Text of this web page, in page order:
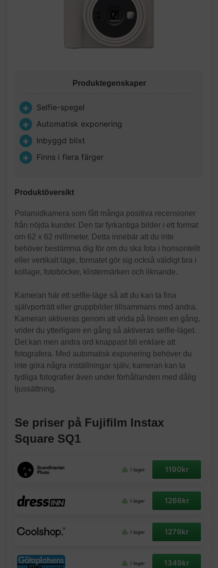
Produktegenskaper
Selfie-spegel
Automatisk exponering
Inbyggd blixt
Finns i flera färger
Produktöversikt
Polaroidkamera som fått många positiva recensioner
från nöjda kunder. Den tar fyrkantiga bilder i ett format
om 62 x 62 millimeter. Detta innebär att du inte
behöver bestämma dig för om du ska fota i horisontellt
eller vertikalt läge, formatet gör sig också väldigt bra i
kollage, fotoböcker, klistermärken och liknande.
Kameran här ett selfie-läge så att du kan ta fina
självporträtt eller gruppbilder tillsammans med andra.
Kameran aktiveras genom att vrida på linsen en gång,
vrider du ytterligare en gång så aktiveras selfie-läget.
Det kan men andra ord knappast bli enklare att
fotografera. Med automatisk exponering behöver du
inte göra några inställningar själv, kameran kan ta
tydliga fotografier även under förhållanden med dålig
ljussättning.
Se priser på Fujifilm Instax
Square SQ1
I lager 1190kr
I lager 1266kr
I lager 1279kr
I lager 1349kr